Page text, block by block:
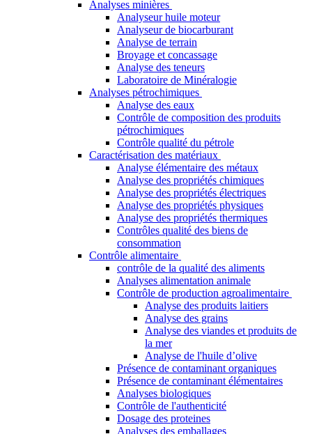
Analyses minières
Analyseur huile moteur
Analyseur de biocarburant
Analyse de terrain
Broyage et concassage
Analyse des teneurs
Laboratoire de Minéralogie
Analyses pétrochimiques
Analyse des eaux
Contrôle de composition des produits
pétrochimiques
Contrôle qualité du pétrole
Caractérisation des matériaux
Analyse élémentaire des métaux
Analyse des propriétés chimiques
Analyse des propriétés électriques
Analyse des propriétés physiques
Analyse des propriétés thermiques
Contrôles qualité des biens de
consommation
Contrôle alimentaire
contrôle de la qualité des aliments
Analyses alimentation animale
Contrôle de production agroalimentaire
Analyse des produits laitiers
Analyse des grains
Analyse des viandes et produits de
la mer
Analyse de l'huile d’olive
Présence de contaminant organiques
Présence de contaminant élémentaires
Analyses biologiques
Contrôle de l'authenticité
Dosage des proteines
Analyses des emballages